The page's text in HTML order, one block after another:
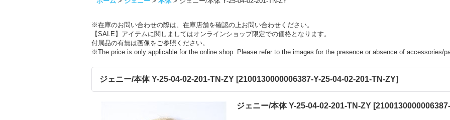
※在庫のお問い合わせの際は、在庫店舗を確認の上お問い合わせください。
【SALE】アイテムに関しましてはオンラインショップ限定での価格となります。
付属品の有無は画像をご参照ください。
※The price is only applicable for the online shop. Please refer to the images for the presence or absence of accessories/
ジェニー/本体 Y-25-04-02-201-TN-ZY [2100130000006387-Y-25-04-02-201-TN-ZY]
ジェニー/本体 Y-25-04-02-201-TN-ZY [